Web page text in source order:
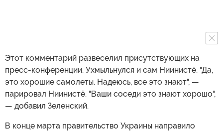
Этот комментарий развеселил присутствующих на
пресс-конференции. Ухмыльнулся и сам Ниинистё. "Да,
это хорошие самолеты. Надеюсь, все это знают", —
парировал Ниинистё. "Ваши соседи это знают хорошо",
— добавил Зеленский.
В конце марта правительство Украины направило